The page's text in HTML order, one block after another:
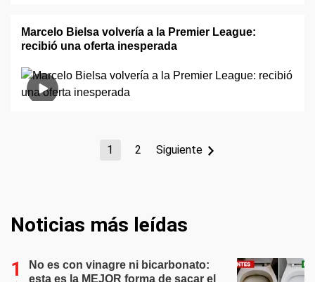
Marcelo Bielsa volvería a la Premier League:
recibió una oferta inesperada
1 2 Siguiente
Noticias más leídas
No es con vinagre ni bicarbonato:
esta es la MEJOR forma de sacar el